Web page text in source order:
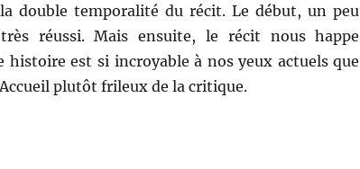
double temporalité du récit. Le début, un peu
réussi. Mais ensuite, le récit nous happe
est si incroyable à nos yeux actuels que
plutôt frileux de la critique.